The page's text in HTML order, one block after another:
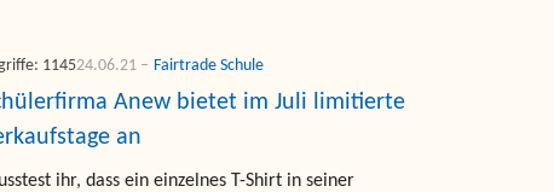
Anew bietet im Juli limitierte
an
ihr, dass ein einzelnes T-Shirt in seiner
Fairtrade Schule
24.06.21
1145